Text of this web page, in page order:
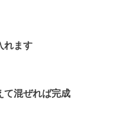
れます
て混ぜれば完成